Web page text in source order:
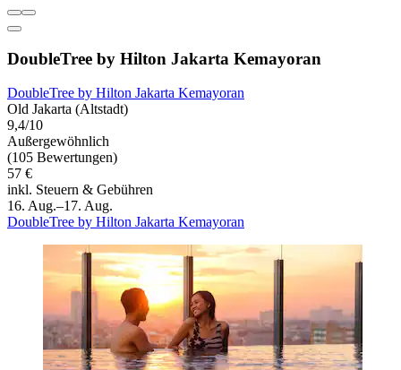
DoubleTree by Hilton Jakarta Kemayoran
DoubleTree by Hilton Jakarta Kemayoran
Old Jakarta (Altstadt)
9,4/10
Außergewöhnlich
(105 Bewertungen)
57 €
inkl. Steuern & Gebühren
16. Aug.–17. Aug.
DoubleTree by Hilton Jakarta Kemayoran